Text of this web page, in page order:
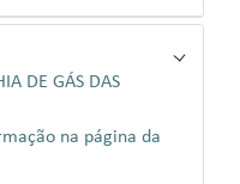
DE GÁS DAS
na página da